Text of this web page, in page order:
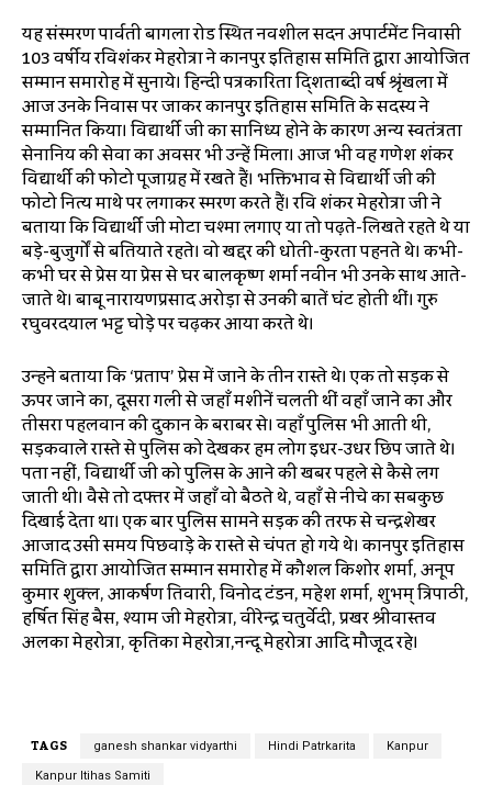
यह संस्मरण पार्वती बागला रोड स्थित नवशील सदन अपार्टमेंट निवासी
103 वर्षीय रविशंकर मेहरोत्रा ने कानपुर इतिहास समिति द्वारा आयोजित
सम्मान समारोह में सुनाये। हिन्दी पत्रकारिता दि्शताब्दी वर्ष श्रृंखला में
आज उनके निवास पर जाकर कानपुर इतिहास समिति के सदस्यों ने
सम्मानित किया। विद्यार्थी जी का सानिध्य होने के कारण अन्य स्वतंत्रता
सेनानियों की सेवा का अवसर भी उन्हें मिला। आज भी वह गणेश शंकर
विद्यार्थी की फोटो पूजाग्रह में रखते हैं। भक्तिभाव से विद्यार्थी जी की
फोटो नित्य माथे पर लगाकर स्मरण करते हैं। रवि शंकर मेहरोत्रा जी ने
बताया कि विद्यार्थी जी मोटा चश्मा लगाए या तो पढ़ते-लिखते रहते थे या
बड़े-बुजुर्गों से बतियाते रहते। वो खद्दर की धोती-कुरता पहनते थे। कभी-
कभी घर से प्रेस या प्रेस से घर बालकृष्ण शर्मा नवीन भी उनके साथ आते-
जाते थे। बाबू नारायणप्रसाद अरोड़ा से उनकी बातें घंटों होती थीं। गुरु
रघुवरदयाल भट्ट घोड़े पर चढ़कर आया करते थे।
उन्होंने बताया कि ‘प्रताप’ प्रेस में जाने के तीन रास्ते थे। एक तो सड़क से
ऊपर जाने का, दूसरा गली से जहाँ मशीनें चलती थीं वहाँ जाने का और
तीसरा पहलवान की दुकान के बराबर से। वहाँ पुलिस भी आती थी,
सड़कवाले रास्ते से पुलिस को देखकर हम लोग इधर-उधर छिप जाते थे।
पता नहीं, विद्यार्थी जी को पुलिस के आने की खबर पहले से कैसे लग
जाती थी। वैसे तो दफ्तर में जहाँ वो बैठते थे, वहाँ से नीचे का सबकुछ
दिखाई देता था। एक बार पुलिस सामने सड़क की तरफ से चन्द्रशेखर
आजाद उसी समय पिछवाड़े के रास्ते से चंपत हो गये थे। कानपुर इतिहास
समिति द्वारा आयोजित सम्मान समारोह में कौशल किशोर शर्मा, अनूप
कुमार शुक्ल, आकर्षण तिवारी, विनोद टंडन, महेश शर्मा, शुभम् त्रिपाठी,
हर्षित सिंह बैस, श्याम जी मेहरोत्रा, वीरेन्द्र चतुर्वेदी, प्रखर श्रीवास्तव
अलका मेहरोत्रा, कृतिका मेहरोत्रा,नन्दू मेहरोत्रा आदि मौजूद रहे।
TAGS ganesh shankar vidyarthi Hindi Patrkarita Kanpur
Kanpur Itihas Samiti